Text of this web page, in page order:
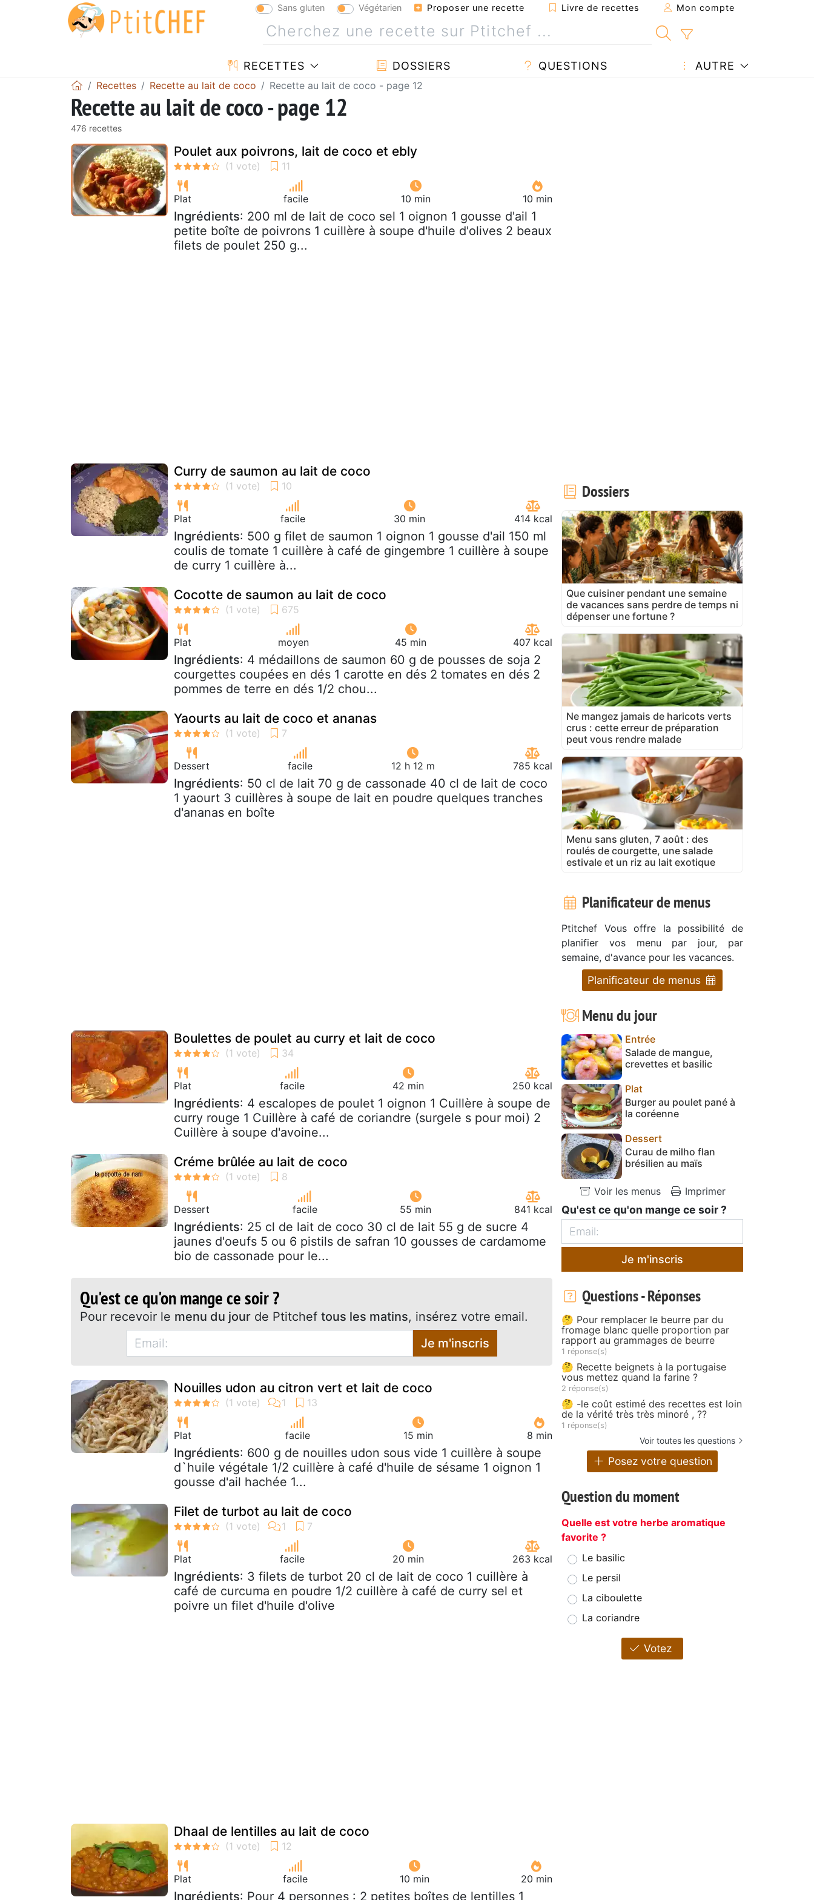
Sans gluten Végétarien Proposer une recette Livre de recettes Mon compte
RECETTES DOSSIERS QUESTIONS AUTRE
Recettes Recette au lait de coco Recette au lait de coco - page 12
Recette au lait de coco - page 12
476 recettes
Poulet aux poivrons, lait de coco et ebly
Plat facile 10 min 10 min
Ingrédients: 200 ml de lait de coco sel 1 oignon 1 gousse d'ail 1
petite boîte de poivrons 1 cuillère à soupe d'huile d'olives 2 beaux
filets de poulet 250 g...
Curry de saumon au lait de coco
Plat facile 30 min 414 kcal
Ingrédients: 500 g filet de saumon 1 oignon 1 gousse d'ail 150 ml
coulis de tomate 1 cuillère à café de gingembre 1 cuillère à soupe
de curry 1 cuillère à...
Cocotte de saumon au lait de coco
Plat moyen 45 min 407 kcal
Ingrédients: 4 médaillons de saumon 60 g de pousses de soja 2
courgettes coupées en dés 1 carotte en dés 2 tomates en dés 2
pommes de terre en dés 1/2 chou...
Yaourts au lait de coco et ananas
Dessert facile 12 h 12 m 785 kcal
Ingrédients: 50 cl de lait 70 g de cassonade 40 cl de lait de coco
1 yaourt 3 cuillères à soupe de lait en poudre quelques tranches
d'ananas en boîte
Boulettes de poulet au curry et lait de coco
Plat facile 42 min 250 kcal
Ingrédients: 4 escalopes de poulet 1 oignon 1 Cuillère à soupe de
curry rouge 1 Cuillère à café de coriandre (surgele s pour moi) 2
Cuillère à soupe d'avoine...
Créme brûlée au lait de coco
Dessert facile 55 min 841 kcal
Ingrédients: 25 cl de lait de coco 30 cl de lait 55 g de sucre 4
jaunes d'oeufs 5 ou 6 pistils de safran 10 gousses de cardamome
bio de cassonade pour le...
Qu'est ce qu'on mange ce soir ?
Pour recevoir le menu du jour de Ptitchef tous les matins, insérez votre email.
Je m'inscris
Nouilles udon au citron vert et lait de coco
Plat facile 15 min 8 min
Ingrédients: 600 g de nouilles udon sous vide 1 cuillère à soupe
d`huile végétale 1/2 cuillère à café d'huile de sésame 1 oignon 1
gousse d'ail hachée 1...
Filet de turbot au lait de coco
Plat facile 20 min 263 kcal
Ingrédients: 3 filets de turbot 20 cl de lait de coco 1 cuillère à
café de curcuma en poudre 1/2 cuillère à café de curry sel et
poivre un filet d'huile d'olive
Dhaal de lentilles au lait de coco
Plat facile 10 min 20 min
Ingrédients: Pour 4 personnes : 2 petites boîtes de lentilles 1
Dossiers
Que cuisiner pendant une semaine
de vacances sans perdre de temps ni
dépenser une fortune ?
Ne mangez jamais de haricots verts
crus : cette erreur de préparation
peut vous rendre malade
Menu sans gluten, 7 août : des
roulés de courgette, une salade
estivale et un riz au lait exotique
Planificateur de menus
Ptitchef Vous offre la possibilité de
planifier vos menu par jour, par
semaine, d'avance pour les vacances.
Planificateur de menus
Menu du jour
Entrée
Salade de mangue,
crevettes et basilic
Plat
Burger au poulet pané à
la coréenne
Dessert
Curau de milho flan
brésilien au maïs
Voir les menus Imprimer
Qu'est ce qu'on mange ce soir ?
Je m'inscris
Questions - Réponses
🤔 Pour remplacer le beurre par du
fromage blanc quelle proportion par
rapport au grammages de beurre
1 réponse(s)
🤔 Recette beignets à la portugaise
vous mettez quand la farine ?
2 réponse(s)
🤔 -le coût estimé des recettes est loin
de la vérité très très minoré , ??
1 réponse(s)
Voir toutes les questions
Posez votre question
Question du moment
Quelle est votre herbe aromatique
favorite ?
Le basilic
Le persil
La ciboulette
La coriandre
Votez